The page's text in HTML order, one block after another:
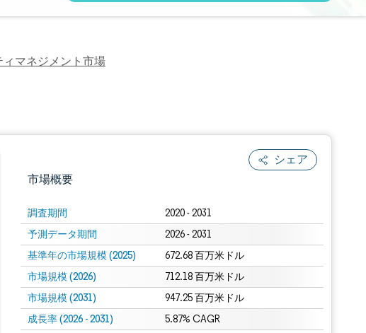
マネジメント市場
シェア
市場概要
調査期間 2020 - 2031
予測データ期間 2026 - 2031
基準年の市場規模 (2025) 672.68 百万米ドル
市場規模 (2026) 712.18 百万米ドル
市場規模 (2031) 947.25 百万米ドル
成長率 (2026 - 2031) 5.87% CAGR
BY 4.0の表示が必要です。